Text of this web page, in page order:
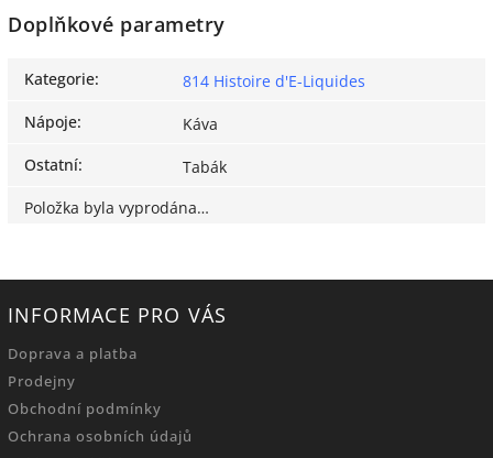
Doplňkové parametry
Kategorie:
814 Histoire d'E-Liquides
Nápoje:
Káva
Ostatní:
Tabák
Položka byla vyprodána…
INFORMACE PRO VÁS
Doprava a platba
Prodejny
Obchodní podmínky
Ochrana osobních údajů